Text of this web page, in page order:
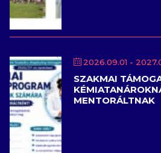
2026.09.01 -
SZAKMAI
MENTORÁLTNAK